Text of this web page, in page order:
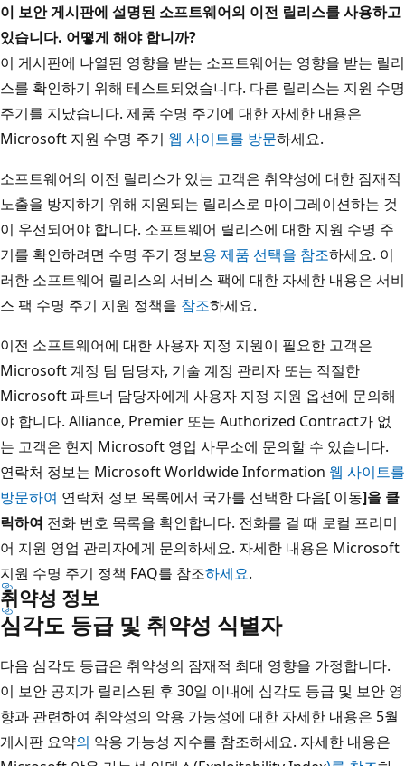
이 보안 게시판에 설명된 소프트웨어의 이전 릴리스를 사용하고
있습니다. 어떻게 해야 합니까?
이 게시판에 나열된 영향을 받는 소프트웨어는 영향을 받는 릴리
스를 확인하기 위해 테스트되었습니다. 다른 릴리스는 지원 수명
주기를 지났습니다. 제품 수명 주기에 대한 자세한 내용은
Microsoft 지원 수명 주기 웹 사이트를 방문하세요.
소프트웨어의 이전 릴리스가 있는 고객은 취약성에 대한 잠재적
노출을 방지하기 위해 지원되는 릴리스로 마이그레이션하는 것
이 우선되어야 합니다. 소프트웨어 릴리스에 대한 지원 수명 주
기를 확인하려면 수명 주기 정보용 제품 선택을 참조하세요. 이
러한 소프트웨어 릴리스의 서비스 팩에 대한 자세한 내용은 서비
스 팩 수명 주기 지원 정책을 참조하세요.
이전 소프트웨어에 대한 사용자 지정 지원이 필요한 고객은
Microsoft 계정 팀 담당자, 기술 계정 관리자 또는 적절한
Microsoft 파트너 담당자에게 사용자 지정 지원 옵션에 문의해
야 합니다. Alliance, Premier 또는 Authorized Contract가 없
는 고객은 현지 Microsoft 영업 사무소에 문의할 수 있습니다.
연락처 정보는 Microsoft Worldwide Information 웹 사이트를
방문하여 연락처 정보 목록에서 국가를 선택한 다음[ 이동]을 클
릭하여 전화 번호 목록을 확인합니다. 전화를 걸 때 로컬 프리미
어 지원 영업 관리자에게 문의하세요. 자세한 내용은 Microsoft
지원 수명 주기 정책 FAQ를 참조하세요.
취약성 정보
심각도 등급 및 취약성 식별자
다음 심각도 등급은 취약성의 잠재적 최대 영향을 가정합니다.
이 보안 공지가 릴리스된 후 30일 이내에 심각도 등급 및 보안 영
향과 관련하여 취약성의 악용 가능성에 대한 자세한 내용은 5월
게시판 요약의 악용 가능성 지수를 참조하세요. 자세한 내용은